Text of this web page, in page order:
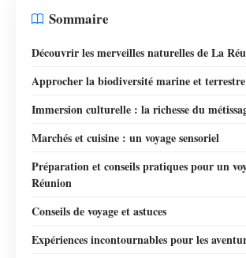
Sommaire
Découvrir les merveilles naturelles de La
Approcher la biodiversité marine et terrestre
Immersion culturelle : la richesse du
Marchés et cuisine : un voyage sensoriel
Préparation et conseils pratiques pour un
Réunion
Conseils de voyage et astuces
Expériences incontournables pour les